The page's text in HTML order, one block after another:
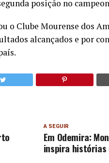
posição no
Clube Mourense dos
alcançados e por
A SEGUIR
Em Odemira:
inspira histórias